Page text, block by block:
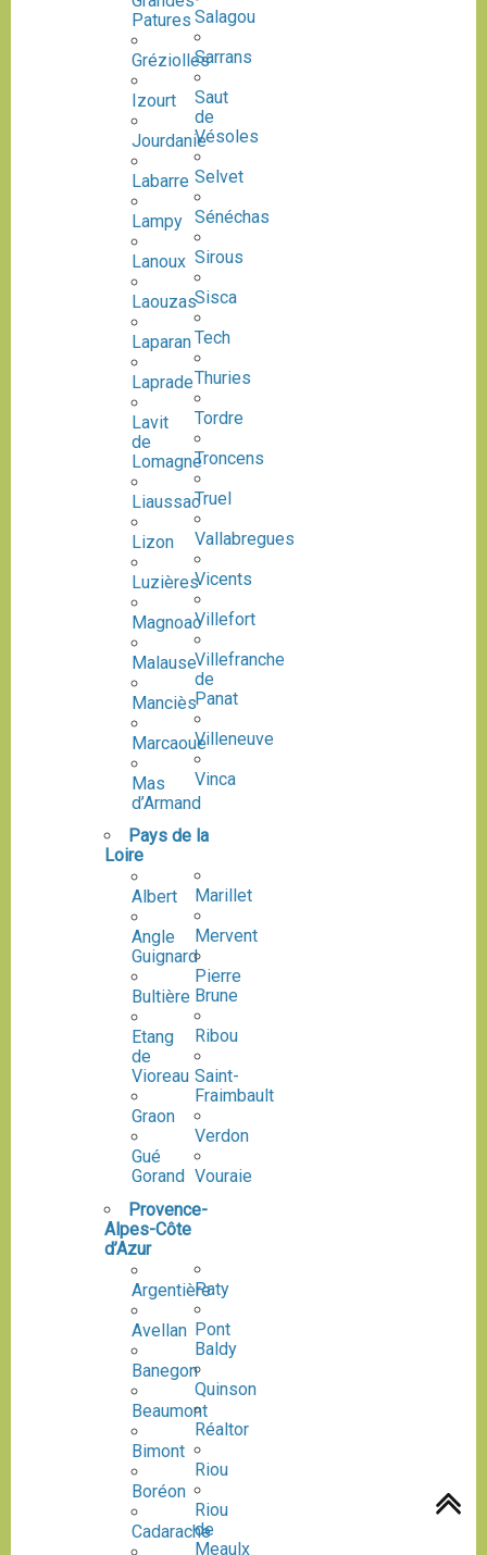
Patures
Gréziolles
Izourt
Jourdanie
Labarre
Lampy
Lanoux
Laouzas
Laparan
Laprade
Lavit
de
Lomagne
Liaussac
Lizon
Luzières
Magnoac
Malause
Manciès
Marcaoue
Mas
d’Armand
Salagou
Sarrans
Saut
de
Vésoles
Selvet
Sénéchas
Sirous
Sisca
Tech
Thuries
Tordre
Troncens
Truel
Vallabregues
Vicents
Villefort
Villefranche
de
Panat
Villeneuve
Vinca
Pays de la
Loire
Albert
Angle
Guignard
Bultière
Etang
de
Vioreau
Graon
Gué
Gorand
Marillet
Mervent
Pierre
Brune
Ribou
Saint-
Fraimbault
Verdon
Vouraie
Provence-
Alpes-Côte
d’Azur
Argentière
Avellan
Banegon
Beaumont
Bimont
Boréon
Cadarache
Paty
Pont
Baldy
Quinson
Réaltor
Riou
Riou
de
Meaulx